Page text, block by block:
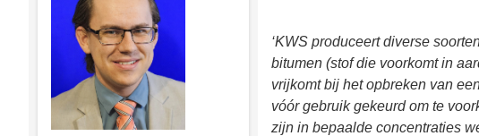
‘KWS produceert diverse
bitumen (stof die voorkomt in
vrijkomt bij het opbreken van
vóór gebruik gekeurd om te
zijn in bepaalde concentraties